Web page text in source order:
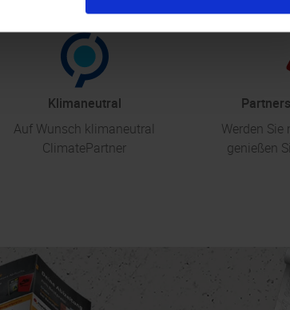
Klimaneutral
Auf Wunsch klimaneutral
ClimatePartner
Werden
genießen